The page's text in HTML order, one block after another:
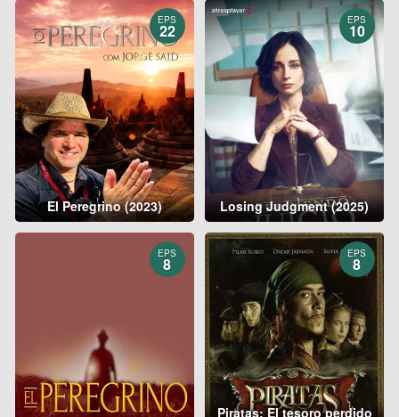
EPS
22
El Peregrino (2023)
EPS
10
Losing Judgment (2025)
EPS
8
EPS
8
Piratas: El tesoro perdido